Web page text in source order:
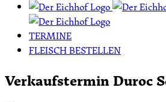
TERMINE
FLEISCH BESTELLEN
Verkaufstermin Duroc